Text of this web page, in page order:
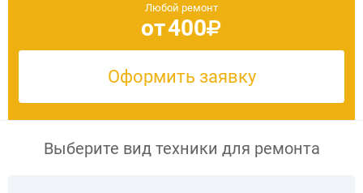
Любой ремонт
от400
Оформить заявку
Выберите вид техники для ремонта